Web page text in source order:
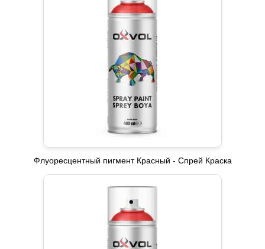
Флуоресцентный пигмент Красный - Спрей Краска